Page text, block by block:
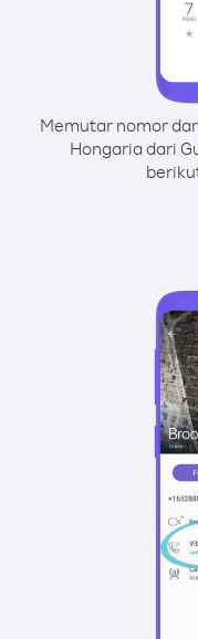
Memutar nomor
Hongaria dari